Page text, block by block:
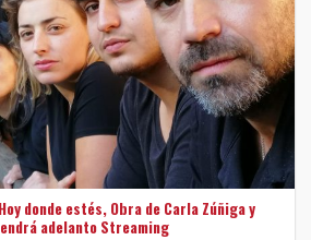
donde estés, Obra de Carla Zúñiga y
adelanto Streaming